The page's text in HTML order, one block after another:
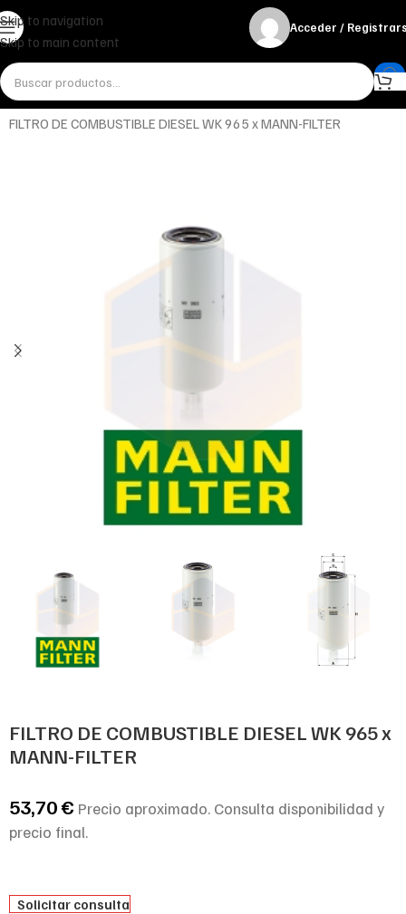
Skip to navigation
Skip to main content
Acceder /
InicioMiscelánea - otrosOtros
FILTRO DE COMBUSTIBLE DIESEL WK 965 x MANN-FILTER
FILTRO DE COMBUSTIBLE DIESEL WK 965 x
MANN-FILTER
53,70€ Precio aproximado. Consulta disponibilidad y
precio final.
Solicitar consulta